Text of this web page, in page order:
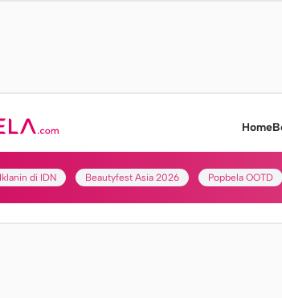
Home
Iklanin di IDN Beautyfest Asia 2026 Popbela OOTD